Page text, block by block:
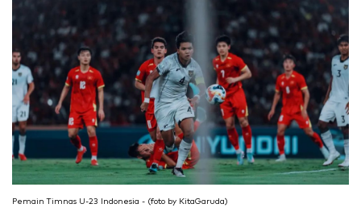
Pemain Timnas U-23 Indonesia - (foto by KitaGaruda)